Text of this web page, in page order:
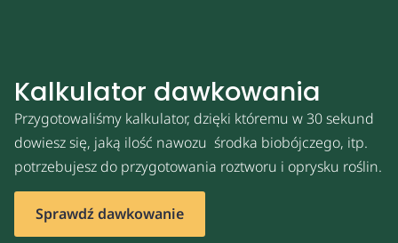
Kalkulator dawkowania
Przygotowaliśmy kalkulator, dzięki któremu w 30 sekund
dowiesz się, jaką ilość nawozu środka biobójczego, itp.
potrzebujesz do przygotowania roztworu i oprysku roślin.
Sprawdź dawkowanie